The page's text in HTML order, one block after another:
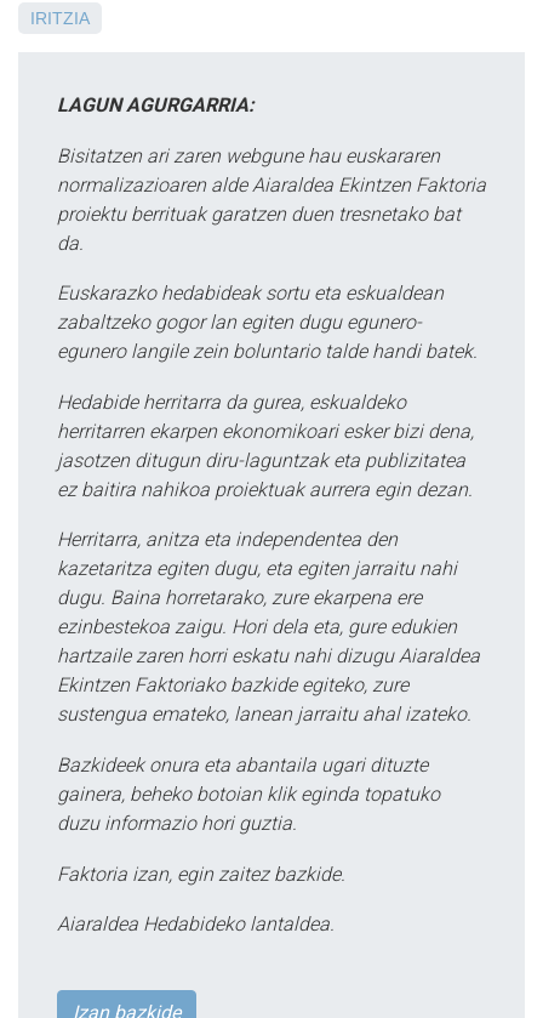
IRITZIA
LAGUN AGURGARRIA:
Bisitatzen ari zaren webgune hau euskararen
normalizazioaren alde Aiaraldea Ekintzen Faktoria
proiektu berrituak garatzen duen tresnetako bat
da.
Euskarazko hedabideak sortu eta eskualdean
zabaltzeko gogor lan egiten dugu egunero-
egunero langile zein boluntario talde handi batek.
Hedabide herritarra da gurea, eskualdeko
herritarren ekarpen ekonomikoari esker bizi dena,
jasotzen ditugun diru-laguntzak eta publizitatea
ez baitira nahikoa proiektuak aurrera egin dezan.
Herritarra, anitza eta independentea den
kazetaritza egiten dugu, eta egiten jarraitu nahi
dugu. Baina horretarako, zure ekarpena ere
ezinbestekoa zaigu. Hori dela eta, gure edukien
hartzaile zaren horri eskatu nahi dizugu Aiaraldea
Ekintzen Faktoriako bazkide egiteko, zure
sustengua emateko, lanean jarraitu ahal izateko.
Bazkideek onura eta abantaila ugari dituzte
gainera, beheko botoian klik eginda topatuko
duzu informazio hori guztia.
Faktoria izan, egin zaitez bazkide.
Aiaraldea Hedabideko lantaldea.
Izan bazkide